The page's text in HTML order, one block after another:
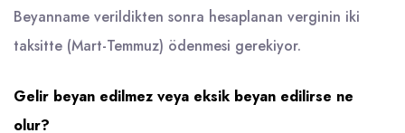
Beyanname verildikten sonra hesaplanan verginin iki
taksitte (Mart-Temmuz) ödenmesi gerekiyor.
Gelir beyan edilmez veya eksik beyan edilirse ne
olur?